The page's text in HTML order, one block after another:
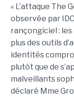
« L’attaque The
observée par
rançongiciel :
plus des outils
identités
plutôt que de
malveillants
déclaré Mme